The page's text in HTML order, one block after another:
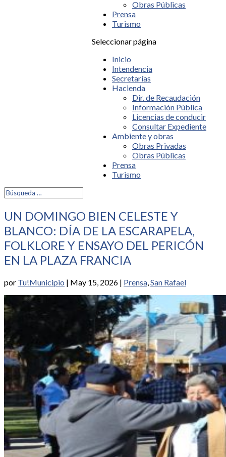
Obras Públicas
Prensa
Turismo
Seleccionar página
Inicio
Intendencia
Secretarías
Hacienda
Dir. de Recaudación
Información Pública
Licencias de conducir
Consultar Expediente
Ambiente y obras
Obras Privadas
Obras Públicas
Prensa
Turismo
UN DOMINGO BIEN CELESTE Y
BLANCO: DÍA DE LA ESCARAPELA,
FOLKLORE Y ENSAYO DEL PERICÓN
EN LA PLAZA FRANCIA
por Tu!Municipio | May 15, 2026 | Prensa,San Rafael